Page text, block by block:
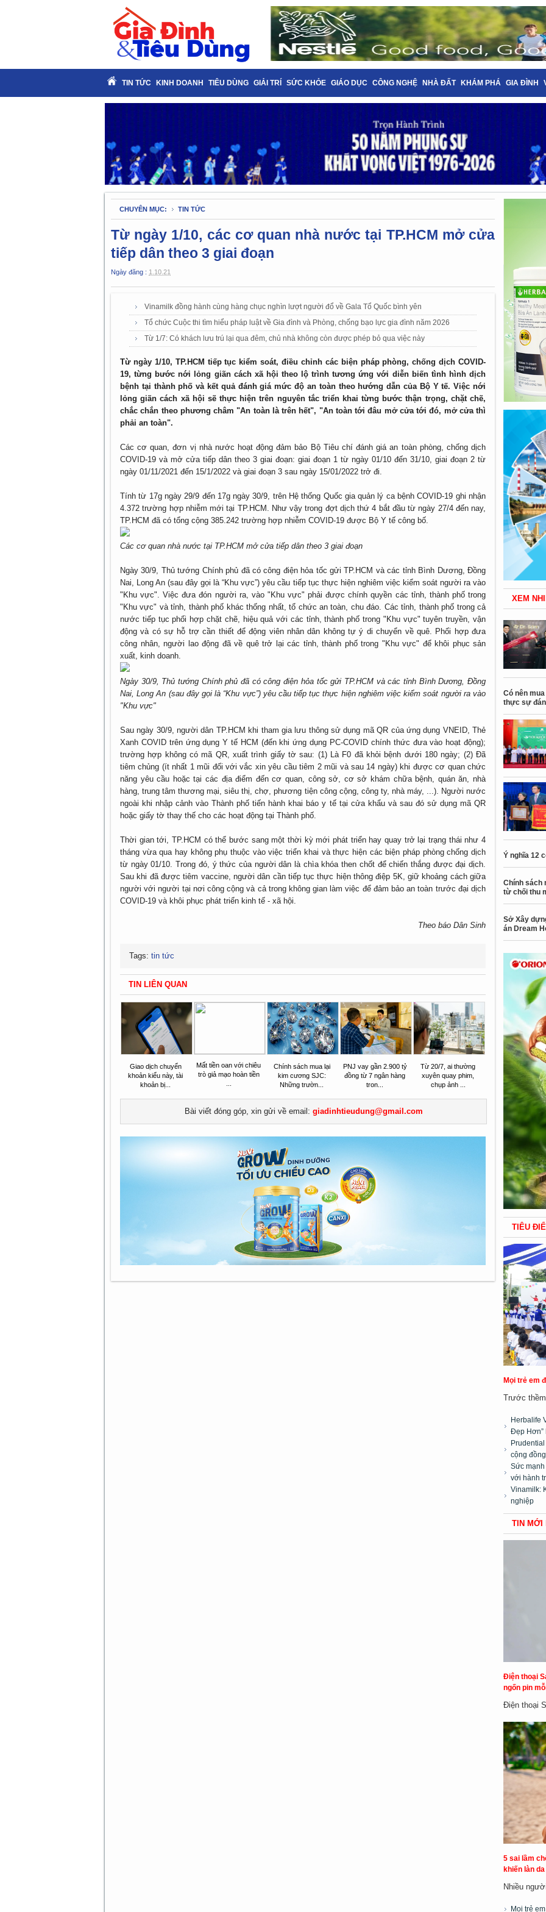
TIN TỨC KINH DOANH TIÊU DÙNG GIẢI TRÍ SỨC KHỎE GIÁO DỤC CÔNG NGHỆ NHÀ ĐẤT KHÁM PHÁ GIA ĐÌNH
CHUYÊN MỤC: TIN TỨC
Từ ngày 1/10, các cơ quan nhà nước tại TP.HCM mở cửa
tiếp dân theo 3 giai đoạn
Ngày đăng : 1.10.21
Vinamilk đồng hành cùng hàng chục nghìn lượt người đổ về Gala Tổ Quốc bình yên
Tổ chức Cuộc thi tìm hiểu pháp luật về Gia đình và Phòng, chống bạo lực gia đình năm 2026
Từ 1/7: Có khách lưu trú lại qua đêm, chủ nhà không còn được phép bỏ qua việc này
Từ ngày 1/10, TP.HCM tiếp tục kiểm soát, điều chỉnh các biện pháp phòng, chống dịch COVID-
19, từng bước nới lỏng giãn cách xã hội theo lộ trình tương ứng với diễn biến tình hình dịch
bệnh tại thành phố và kết quả đánh giá mức độ an toàn theo hướng dẫn của Bộ Y tế. Việc nới
lỏng giãn cách xã hội sẽ thực hiện trên nguyên tắc triển khai từng bước thận trọng, chặt chẽ,
chắc chắn theo phương châm "An toàn là trên hết", "An toàn tới đâu mở cửa tới đó, mở cửa thì
phải an toàn".
Các cơ quan, đơn vị nhà nước hoạt động đảm bảo Bộ Tiêu chí đánh giá an toàn phòng, chống dịch
COVID-19 và mở cửa tiếp dân theo 3 giai đoạn: giai đoạn 1 từ ngày 01/10 đến 31/10, giai đoạn 2 từ
ngày 01/11/2021 đến 15/1/2022 và giai đoạn 3 sau ngày 15/01/2022 trở đi.
Tính từ 17g ngày 29/9 đến 17g ngày 30/9, trên Hệ thống Quốc gia quản lý ca bệnh COVID-19 ghi nhận
4.372 trường hợp nhiễm mới tại TP.HCM. Như vậy trong đợt dịch thứ 4 bắt đầu từ ngày 27/4 đến nay,
TP.HCM đã có tổng cộng 385.242 trường hợp nhiễm COVID-19 được Bộ Y tế công bố.
Các cơ quan nhà nước tại TP.HCM mở cửa tiếp dân theo 3 giai đoạn
Ngày 30/9, Thủ tướng Chính phủ đã có công điện hỏa tốc gửi TP.HCM và các tỉnh Bình Dương, Đồng
Nai, Long An (sau đây gọi là “Khu vực”) yêu cầu tiếp tục thực hiện nghiêm việc kiểm soát người ra vào
"Khu vực". Việc đưa đón người ra, vào "Khu vực" phải được chính quyền các tỉnh, thành phố trong
"Khu vực" và tỉnh, thành phố khác thống nhất, tổ chức an toàn, chu đáo. Các tỉnh, thành phố trong cả
nước tiếp tục phối hợp chặt chẽ, hiệu quả với các tỉnh, thành phố trong "Khu vực" tuyên truyền, vận
động và có sự hỗ trợ cần thiết để động viên nhân dân không tự ý di chuyển về quê. Phối hợp đưa
công nhân, người lao động đã về quê trở lại các tỉnh, thành phố trong "Khu vực" để khôi phục sản
xuất, kinh doanh.
Ngày 30/9, Thủ tướng Chính phủ đã có công điện hỏa tốc gửi TP.HCM và các tỉnh Bình Dương, Đồng
Nai, Long An (sau đây gọi là “Khu vực”) yêu cầu tiếp tục thực hiện nghiêm việc kiểm soát người ra vào
"Khu vực"
Sau ngày 30/9, người dân TP.HCM khi tham gia lưu thông sử dụng mã QR của ứng dụng VNEID, Thẻ
Xanh COVID trên ứng dụng Y tế HCM (đến khi ứng dụng PC-COVID chính thức đưa vào hoạt động);
trường hợp không có mã QR, xuất trình giấy tờ sau: (1) Là F0 đã khỏi bệnh dưới 180 ngày; (2) Đã
tiêm chủng (ít nhất 1 mũi đối với vắc xin yêu cầu tiêm 2 mũi và sau 14 ngày) khi được cơ quan chức
năng yêu cầu hoặc tại các địa điểm đến cơ quan, công sở, cơ sở khám chữa bệnh, quán ăn, nhà
hàng, trung tâm thương mại, siêu thị, chợ, phương tiện công cộng, công ty, nhà máy, ...). Người nước
ngoài khi nhập cảnh vào Thành phố tiến hành khai báo y tế tại cửa khẩu và sau đó sử dụng mã QR
hoặc giấy tờ thay thế cho các hoạt động tại Thành phố.
Thời gian tới, TP.HCM có thể bước sang một thời kỳ mới phát triển hay quay trở lại trạng thái như 4
tháng vừa qua hay không phụ thuộc vào việc triển khai và thực hiện các biện pháp phòng chống dịch
từ ngày 01/10. Trong đó, ý thức của người dân là chìa khóa then chốt để chiến thắng được đại dịch.
Sau khi đã được tiêm vaccine, người dân cần tiếp tục thực hiện thông điệp 5K, giữ khoảng cách giữa
người với người tại nơi công cộng và cả trong không gian làm việc để đảm bảo an toàn trước đại dịch
COVID-19 và khôi phục phát triển kinh tế - xã hội.
Theo báo Dân Sinh
Tags: tin tức
TIN LIÊN QUAN
Giao dịch chuyển
khoản kiểu này, tài
khoản bị...
Mất tiền oan với chiêu
trò giả mạo hoàn tiền
Chính sách mua lại
kim cương SJC:
Những trườn...
PNJ vay gần 2.900 tỷ
đồng từ 7 ngân hàng
tron...
Từ 20/7, ai thường
xuyên quay phim,
chụp ảnh ...
Bài viết đóng góp, xin gửi về email: giadinhtieudung@gmail.com
XEM
Có nên
thực sự
Ý nghĩa 12
Chính sách
từ chối thu
Sở Xây
án Dream
TIÊU
Mọi trẻ em
Trước
Herbalife
Đẹp Hơn”
cộng
Sức
với hành
Vinamilk:
nghiệp
TIN MỚI
Điện thoại
ngốn pin
Điện thoại
5 sai lầm
khiến làn
Nhiều
Mọi trẻ